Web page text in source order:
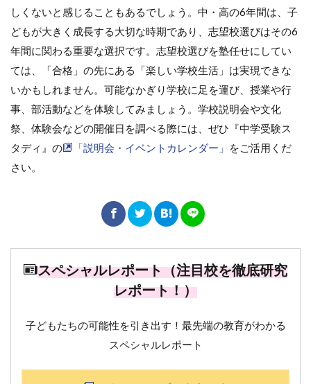
しくないと感じることもあるでしょう。中・高の6年間は、子
どもが大きく成長する大切な時期であり、志望校選びはその6
年間に関わる重要な選択です。志望校選びを塾任せにしてい
ては、「合格」の先にある「楽しい学校生活」は実現できな
いかもしれません。可能なかぎり学校に足を運び、授業や行
事、部活動などを体験してみましょう。学校説明会や文化
祭、体験会などの開催日を調べる際には、ぜひ『中学受験ス
タディ』の
「説明会・イベントカレンダー」
をご活用くだ
さい。
スペシャルレポート（注目校を徹底研究
レポート！）
子どもたちの可能性を引き出す！最先端の教育がわかる
スペシャルレポート